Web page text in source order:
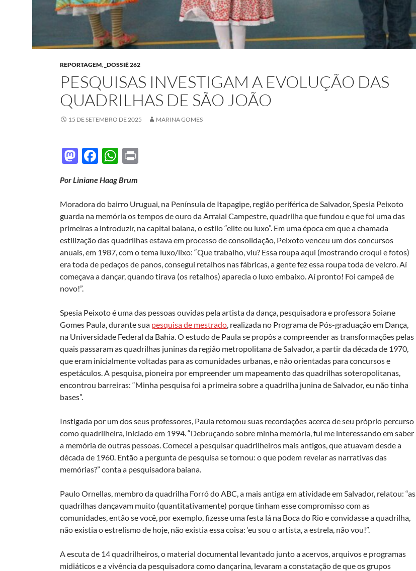
REPORTAGEM, _DOSSIÊ 262
PESQUISAS INVESTIGAM A EVOLUÇÃO DAS
QUADRILHAS DE SÃO JOÃO
15 DE SETEMBRO DE 2025 MARINA GOMES
M
to
d
o
n
F
e
b
o
o
k
W
at
s
A
p
p
Por Liniane Haag Brum
Moradora do bairro Uruguai, na Península de Itapagipe, região periférica de Salvador, Spesia Peixoto
guarda na memória os tempos de ouro da Arraial Campestre, quadrilha que fundou e que foi uma das
primeiras a introduzir, na capital baiana, o estilo “elite ou luxo”. Em uma época em que a chamada
estilização das quadrilhas estava em processo de consolidação, Peixoto venceu um dos concursos
anuais, em 1987, com o tema luxo/lixo: “Que trabalho, viu? Essa roupa aqui (mostrando croqui e fotos)
era toda de pedaços de panos, consegui retalhos nas fábricas, a gente fez essa roupa toda de velcro. Aí
começava a dançar, quando tirava (os retalhos) aparecia o luxo embaixo. Aí pronto! Foi campeã de
novo!”.
Spesia Peixoto é uma das pessoas ouvidas pela artista da dança, pesquisadora e professora Soiane
Gomes Paula, durante sua pesquisa de mestrado , realizada no Programa de Pós-graduação em Dança,
na Universidade Federal da Bahia. O estudo de Paula se propôs a compreender as transformações pelas
quais passaram as quadrilhas juninas da região metropolitana de Salvador, a partir da década de 1970,
que eram inicialmente voltadas para as comunidades urbanas, e não orientadas para concursos e
espetáculos. A pesquisa, pioneira por empreender um mapeamento das quadrilhas soteropolitanas,
encontrou barreiras: “Minha pesquisa foi a primeira sobre a quadrilha junina de Salvador, eu não tinha
bases”.
Instigada por um dos seus professores, Paula retomou suas recordações acerca de seu próprio percurso
como quadrilheira, iniciado em 1994. “Debruçando sobre minha memória, fui me interessando em saber
a memória de outras pessoas. Comecei a pesquisar quadrilheiros mais antigos, que atuavam desde a
década de 1960. Então a pergunta de pesquisa se tornou: o que podem revelar as narrativas das
memórias?” conta a pesquisadora baiana.
Paulo Ornellas, membro da quadrilha Forró do ABC, a mais antiga em atividade em Salvador, relatou: “as
quadrilhas dançavam muito (quantitativamente) porque tinham esse compromisso com as
comunidades, então se você, por exemplo, fizesse uma festa lá na Boca do Rio e convidasse a quadrilha,
não existia o estrelismo de hoje, não existia essa coisa: ‘eu sou o artista, a estrela, não vou!”.
A escuta de 14 quadrilheiros, o material documental levantado junto a acervos, arquivos e programas
midiáticos e a vivência da pesquisadora como dançarina, levaram a constatação de que os grupos